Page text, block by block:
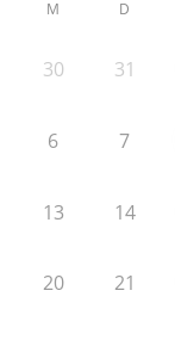
M D
30 31
6 7
13 14
20 21